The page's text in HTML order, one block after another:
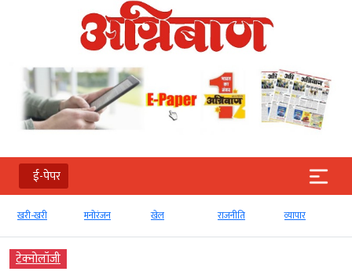
ई-पेपर
खरी-खरी मनोरंजन खेल राजनीति व्‍यापार
टेक्‍नोलॉजी